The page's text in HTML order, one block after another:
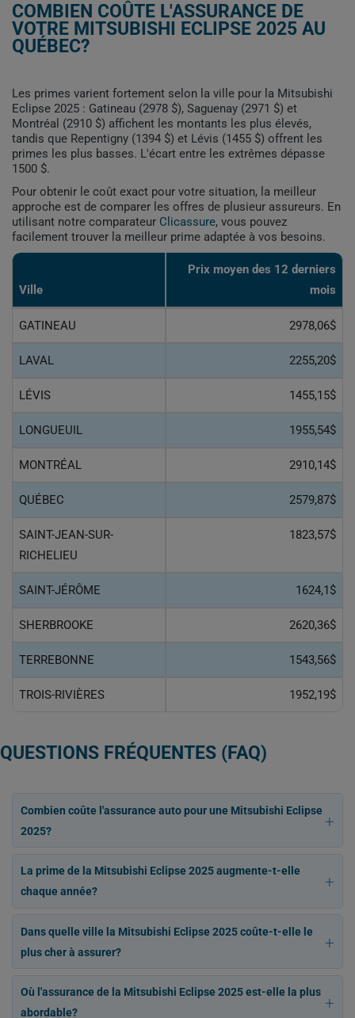
COMBIEN COÛTE L'ASSURANCE DE
VOTRE MITSUBISHI ECLIPSE 2025 AU
QUÉBEC?
Les primes varient fortement selon la ville pour la Mitsubishi
Eclipse 2025 : Gatineau (2978 $), Saguenay (2971 $) et
Montréal (2910 $) affichent les montants les plus élevés,
tandis que Repentigny (1394 $) et Lévis (1455 $) offrent les
primes les plus basses. L'écart entre les extrêmes dépasse
1500 $.
Pour obtenir le coût exact pour votre situation, la meilleur
approche est de comparer les offres de plusieur assureurs. En
utilisant notre comparateur Clicassure, vous pouvez
facilement trouver la meilleur prime adaptée à vos besoins.
Ville
Prix ​​moyen des 12 derniers
mois
GATINEAU 2978,06$
LAVAL 2255,20$
LÉVIS 1455,15$
LONGUEUIL 1955,54$
MONTRÉAL 2910,14$
QUÉBEC 2579,87$
SAINT-JEAN-SUR-
RICHELIEU
1823,57$
SAINT-JÉRÔME 1624,1$
SHERBROOKE 2620,36$
TERREBONNE 1543,56$
TROIS-RIVIÈRES 1952,19$
QUESTIONS FRÉQUENTES (FAQ)
Combien coûte l'assurance auto pour une Mitsubishi Eclipse
2025?
La prime de la Mitsubishi Eclipse 2025 augmente-t-elle
chaque année?
Dans quelle ville la Mitsubishi Eclipse 2025 coûte-t-elle le
plus cher à assurer?
Où l'assurance de la Mitsubishi Eclipse 2025 est-elle la plus
abordable?